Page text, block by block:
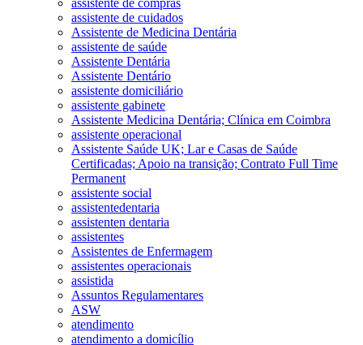
assistente de cuidados
Assistente de Medicina Dentária
assistente de saúde
Assistente Dentária
Assistente Dentário
assistente domiciliário
assistente gabinete
Assistente Medicina Dentária; Clínica em Coimbra
assistente operacional
Assistente Saúde UK; Lar e Casas de Saúde
Certificadas; Apoio na transição; Contrato Full Time
Permanent
assistente social
assistentedentaria
assistenten dentaria
assistentes
Assistentes de Enfermagem
assistentes operacionais
assistida
Assuntos Regulamentares
ASW
atendimento
atendimento a domicílio